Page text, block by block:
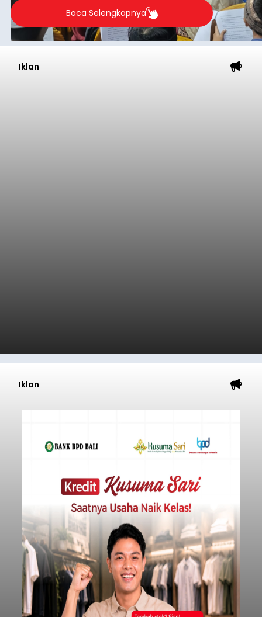
2026.
Baca Selengkapnya
Iklan
Iklan